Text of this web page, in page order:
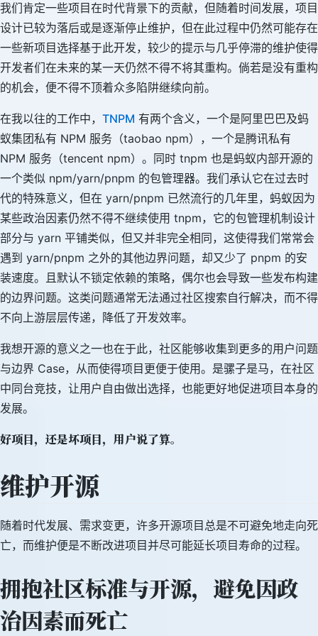
我们肯定一些项目在时代背景下的贡献，但随着时间发展，项目
设计已较为落后或是逐渐停止维护，但在此过程中仍然可能存在
一些新项目选择基于此开发，较少的提示与几乎停滞的维护使得
开发者们在未来的某一天仍然不得不将其重构。倘若是没有重构
的机会，便不得不顶着众多陷阱继续向前。
在我以往的工作中， TNPM 有两个含义，一个是阿里巴巴及蚂
蚁集团私有 NPM 服务（taobao npm），一个是腾讯私有
NPM 服务（tencent npm）。同时 tnpm 也是蚂蚁内部开源的
一个类似 npm/yarn/pnpm 的包管理器。我们承认它在过去时
代的特殊意义，但在 yarn/pnpm 已然流行的几年里，蚂蚁因为
某些政治因素仍然不得不继续使用 tnpm，它的包管理机制设计
部分与 yarn 平铺类似，但又并非完全相同，这使得我们常常会
遇到 yarn/pnpm 之外的其他边界问题，却又少了 pnpm 的安
装速度。且默认不锁定依赖的策略，偶尔也会导致一些发布构建
的边界问题。这类问题通常无法通过社区搜索自行解决，而不得
不向上游层层传递，降低了开发效率。
我想开源的意义之一也在于此，社区能够收集到更多的用户问题
与边界 Case，从而使得项目更便于使用。是骡子是马，在社区
中同台竞技，让用户自由做出选择，也能更好地促进项目本身的
发展。
好项目，还是坏项目，用户说了算。
维护开源
随着时代发展、需求变更，许多开源项目总是不可避免地走向死
亡，而维护便是不断改进项目并尽可能延长项目寿命的过程。
拥抱社区标准与开源，避免因政
治因素而死亡